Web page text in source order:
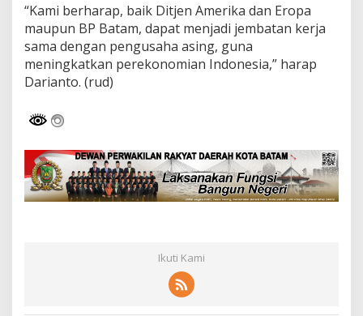
“Kami berharap, baik Ditjen Amerika dan Eropa
maupun BP Batam, dapat menjadi jembatan kerja
sama dengan pengusaha asing, guna
meningkatkan perekonomian Indonesia,” harap
Darianto. (rud)
Ikuti Kami